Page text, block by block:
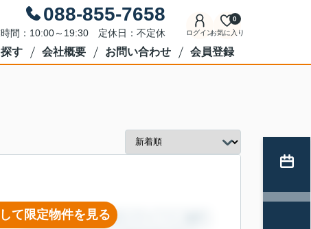
088-855-7658
間：10:00～19:30 定休日：不定休 ログインお気に入り
0
す 会社概要 お問い合わせ 会員登録
て限定物件を見る